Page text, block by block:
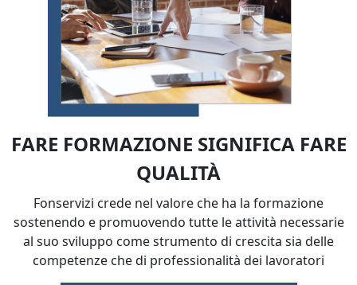
FARE FORMAZIONE SIGNIFICA FARE
QUALITÀ
Fonservizi crede nel valore che ha la formazione
sostenendo e promuovendo tutte le attività necessarie
al suo sviluppo come strumento di crescita sia delle
competenze che di professionalità dei lavoratori